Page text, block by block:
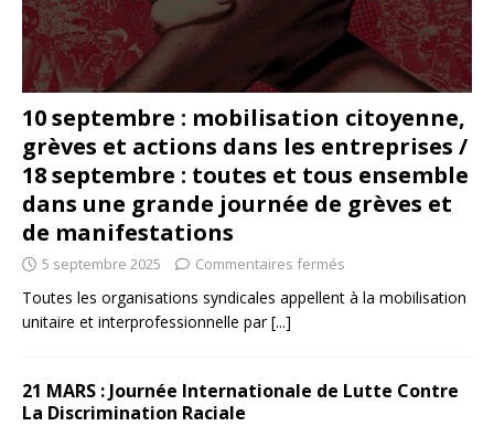
10 septembre : mobilisation citoyenne,
grèves et actions dans les entreprises /
18 septembre : toutes et tous ensemble
dans une grande journée de grèves et
de manifestations
5 septembre 2025 Commentaires fermés
Toutes les organisations syndicales appellent à la mobilisation
unitaire et interprofessionnelle par[...]
21 MARS : Journée Internationale de Lutte Contre
La Discrimination Raciale